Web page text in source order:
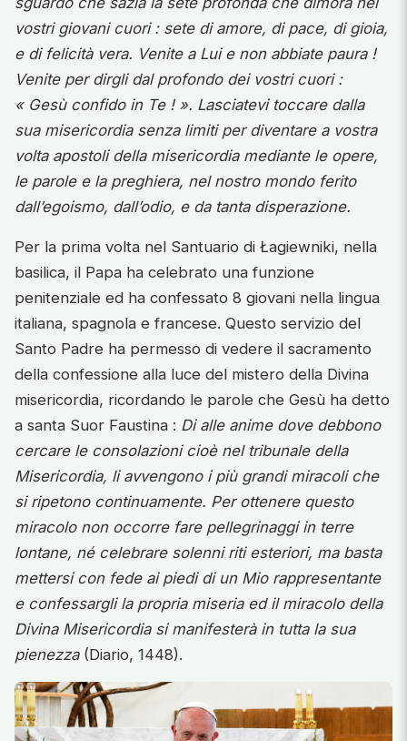
vostri giovani cuori : sete di amore, di pace, di gioia,
e di felicità vera. Venite a Lui e non abbiate paura !
Venite per dirgli dal profondo dei vostri cuori :
« Gesù confido in Te ! ». Lasciatevi toccare dalla
sua misericordia senza limiti per diventare a vostra
volta apostoli della misericordia mediante le opere,
le parole e la preghiera, nel nostro mondo ferito
dall’egoismo, dall’odio, e da tanta disperazione.
Per la prima volta nel Santuario di Łagiewniki, nella
basilica, il Papa ha celebrato una funzione
penitenziale ed ha confessato 8 giovani nella lingua
italiana, spagnola e francese. Questo servizio del
Santo Padre ha permesso di vedere il sacramento
della confessione alla luce del mistero della Divina
misericordia, ricordando le parole che Gesù ha detto
a santa Suor Faustina : Di alle anime dove debbono
cercare le consolazioni cioè nel tribunale della
Misericordia, li avvengono i più grandi miracoli che
si ripetono continuamente. Per ottenere questo
miracolo non occorre fare pellegrinaggi in terre
lontane, né celebrare solenni riti esteriori, ma basta
mettersi con fede ai piedi di un Mio rappresentante
e confessargli la propria miseria ed il miracolo della
Divina Misericordia si manifesterà in tutta la sua
pienezza (Diario, 1448).